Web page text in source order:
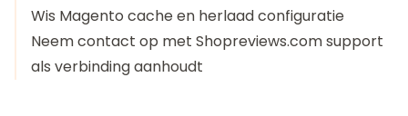
Wis Magento cache en herlaad configuratie
Neem contact op met Shopreviews.com support
als verbinding aanhoudt